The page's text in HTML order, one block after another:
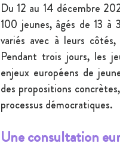
Du 12 au 14 décembre
100 jeunes, âgés de 13
variés avec à leurs
Pendant trois jours, les
enjeux européens de
des propositions
processus démocratiques.
Une consultation